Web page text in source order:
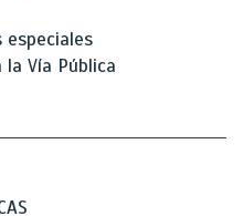
especiales
la Vía Pública